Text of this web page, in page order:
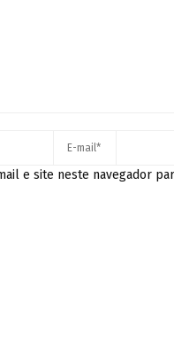
e site neste navegador